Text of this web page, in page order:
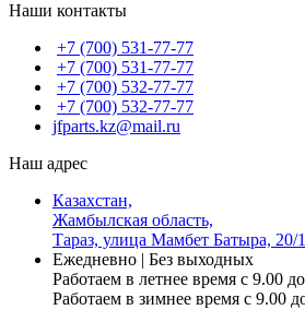
Наши контакты
+7 (700) 531-77-77
+7 (700) 531-77-77
+7 (700) 532-77-77
+7 (700) 532-77-77
jfparts.kz@mail.ru
Наш адрес
Казахстан,
Жамбылская область,
Тараз, улица Мамбет Батыра, 20/1
Ежедневно | Без выходных
Работаем в летнее время с 9.00
Работаем в зимнее время с 9.00